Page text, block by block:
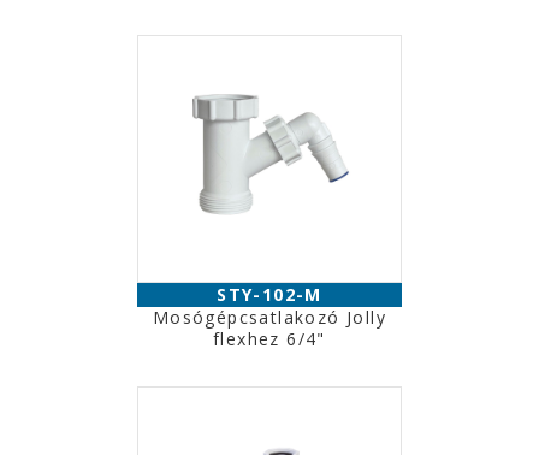
STY-102-M
Mosógépcsatlakozó Jolly
flexhez 6/4"